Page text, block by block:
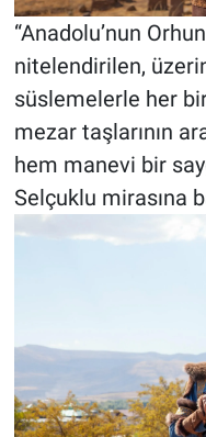
“Anadolu’nun
nitelendirilen,
süslemelerle her
mezar taşlarının
hem manevi bir
Selçuklu mirasına